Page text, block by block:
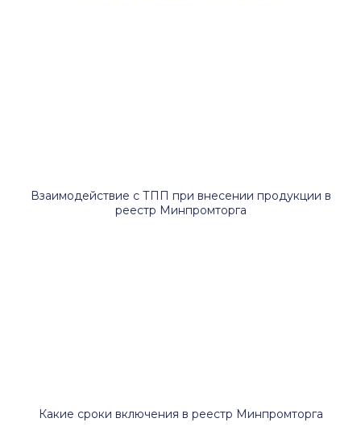
Взаимодействие с ТПП при внесении продукции в
реестр Минпромторга
Какие сроки включения в реестр Минпромторга